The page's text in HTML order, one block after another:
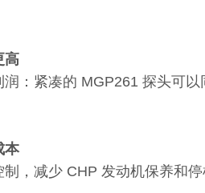
高
润：紧凑的 MGP261 探头可
本
，减少 CHP 发动机保养和